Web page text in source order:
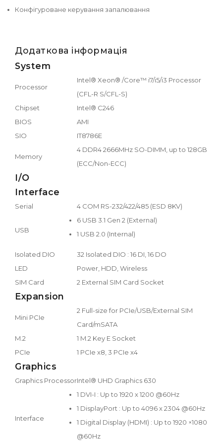
Конфігуроване керування запалювання
Додаткова інформація
System
Processor
Intel® Xeon® /Core™ i7/i5/i3 Processor
(CFL-R S/CFL-S)
Chipset
Intel® C246
BIOS
AMI
SIO
IT8786E
Memory
4 DDR4 2666MHz SO-DIMM, up to 128GB
(ECC/Non-ECC)
I/O
Interface
Serial 4 COM RS-232/422/485 (ESD 8KV)
USB
6 USB 3.1 Gen 2 (External)
1 USB 2.0 (Internal)
Isolated DIO
32 Isolated DIO : 16 DI, 16 DO
LED
Power, HDD, Wireless
SIM Card
2 External SIM Card Socket
Expansion
Mini PCIe
2 Full-size for PCIe/USB/External SIM
Card/mSATA
M.2
1 M.2 Key E Socket
PCIe
1 PCIe x8, 3 PCIe x4
Graphics
Graphics ProcessorIntel® UHD Graphics 630
Interface
1 DVI-I : Up to 1920 x 1200 @60Hz
1 DisplayPort : Up to 4096 x 2304 @60Hz
1 Digital Display (HDMI) : Up to 1920 ×1080
@60Hz